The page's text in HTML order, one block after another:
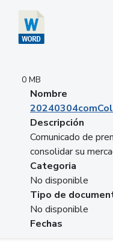
0 MB
Nombre
Descripción
Comunicado de
consolidar su
Categoria
No disponible
Tipo de
No disponible
Fechas